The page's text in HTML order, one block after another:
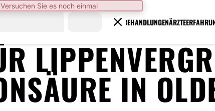
Versuchen Sie es noch einmal
BEHANDLUNGENÄRZTE
IN